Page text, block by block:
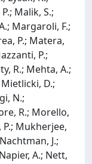
Malik, S.;
Margaroli, F.;
P.; Matera,
P.;
R.; Mehta, A.;
D.;
N.;
R.; Morello,
P.; Mukherjee,
J.;
A.; Nett,